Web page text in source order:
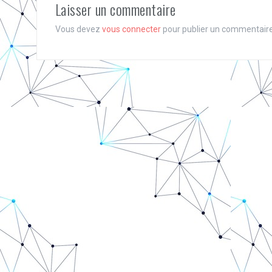
Laisser un commentaire
Vous devez vous connecterpour publier un